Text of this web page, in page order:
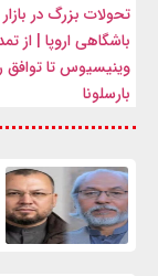
تحولات بزرگ در
باشگاهی اروپا | از
وینیسیوس تا توافق
بارسلونا